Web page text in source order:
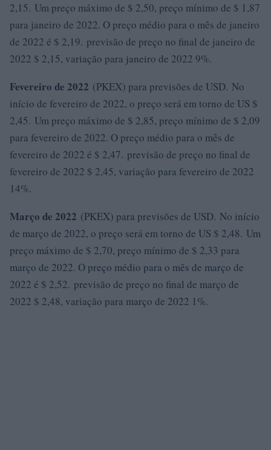
2,15. Um preço máximo de $ 2,50, preço mínimo de $ 1,87
para janeiro de 2022. O preço médio para o mês de janeiro
de 2022 é $ 2,19. previsão de preço no final de janeiro de
2022 $ 2,15, variação para janeiro de 2022 9%.
Fevereiro de 2022 (PKEX) para previsões de USD. No
início de fevereiro de 2022, o preço será em torno de US $
2,45. Um preço máximo de $ 2,85, preço mínimo de $ 2,09
para fevereiro de 2022. O preço médio para o mês de
fevereiro de 2022 é $ 2,47. previsão de preço no final de
fevereiro de 2022 $ 2,45, variação para fevereiro de 2022
14%.
Março de 2022 (PKEX) para previsões de USD. No início
de março de 2022, o preço será em torno de US $ 2,48. Um
preço máximo de $ 2,70, preço mínimo de $ 2,33 para
março de 2022. O preço médio para o mês de março de
2022 é $ 2,52. previsão de preço no final de março de
2022 $ 2,48, variação para março de 2022 1%.